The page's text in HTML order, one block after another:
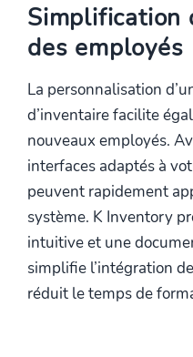
Simplification
des employés
La personnalisation
d’inventaire facilite
nouveaux employés.
interfaces adaptés à
peuvent rapidement
système. K Inventory
intuitive et une
simplifie l’intégration
réduit le temps de